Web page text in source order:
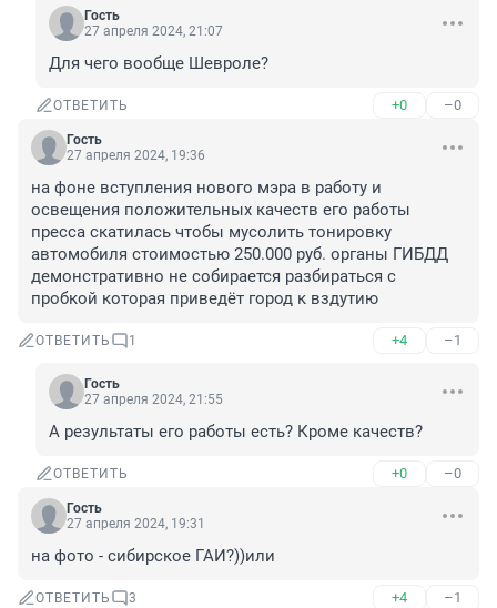
Гость
27 апреля 2024, 21:07
Для чего вообще Шевроле?
ОТВЕТИТЬ +0 –0
Гость
27 апреля 2024, 19:36
на фоне вступления нового мэра в работу и
освещения положительных качеств его работы
пресса скатилась чтобы мусолить тонировку
автомобиля стоимостью 250.000 руб. органы ГИБДД
демонстративно не собирается разбираться с
пробкой которая приведёт город к вздутию
ОТВЕТИТЬ 1 +4 –1
Гость
27 апреля 2024, 21:55
А результаты его работы есть? Кроме качеств?
ОТВЕТИТЬ +0 –0
Гость
27 апреля 2024, 19:31
на фото - сибирское ГАИ?))или
ОТВЕТИТЬ 3 +4 –1